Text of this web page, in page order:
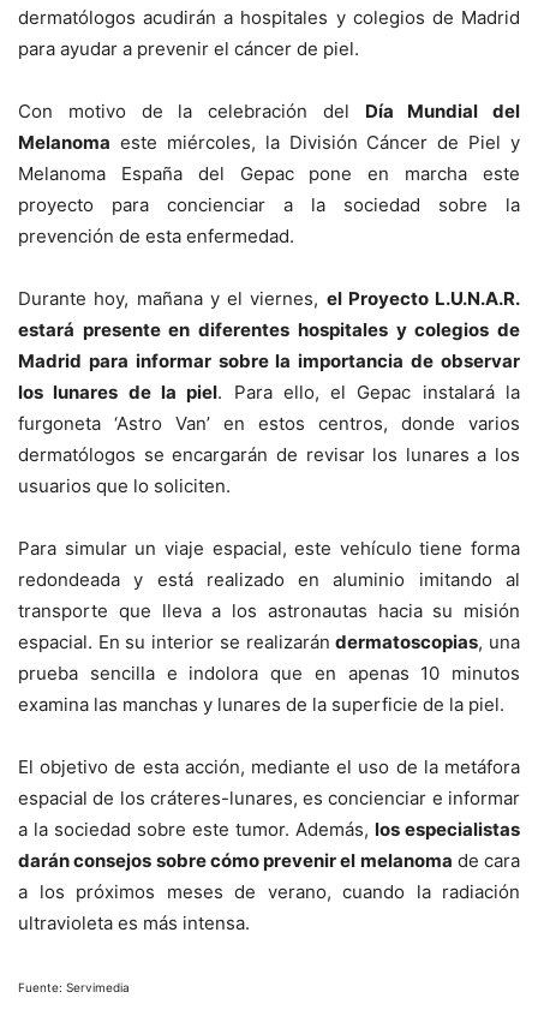
dermatólogos acudirán a hospitales y colegios de Madrid
para ayudar a prevenir el cáncer de piel.
Con motivo de la celebración del Día Mundial del
Melanoma este miércoles, la División Cáncer de Piel y
Melanoma España del Gepac pone en marcha este
proyecto para concienciar a la sociedad sobre la
prevención de esta enfermedad.
Durante hoy, mañana y el viernes, el Proyecto L.U.N.A.R.
estará presente en diferentes hospitales y colegios de
Madrid para informar sobre la importancia de observar
los lunares de la piel. Para ello, el Gepac instalará la
furgoneta ‘Astro Van’ en estos centros, donde varios
dermatólogos se encargarán de revisar los lunares a los
usuarios que lo soliciten.
Para simular un viaje espacial, este vehículo tiene forma
redondeada y está realizado en aluminio imitando al
transporte que lleva a los astronautas hacia su misión
espacial. En su interior se realizarándermatoscopias, una
prueba sencilla e indolora que en apenas 10 minutos
examina las manchas y lunares de la superficie de la piel.
El objetivo de esta acción, mediante el uso de la metáfora
espacial de los cráteres-lunares, es concienciar e informar
a la sociedad sobre este tumor. Además, los especialistas
darán consejos sobre cómo prevenir el melanoma de cara
a los próximos meses de verano, cuando la radiación
ultravioleta es más intensa.
Fuente: Servimedia